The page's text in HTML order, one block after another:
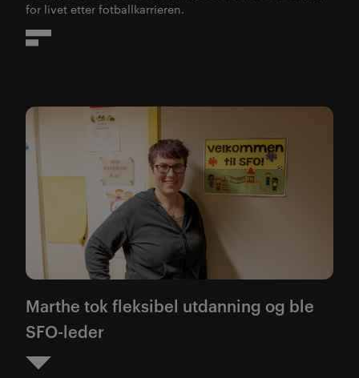
for livet etter fotballkarrieren.
Marthe tok fleksibel utdanning og ble
SFO-leder